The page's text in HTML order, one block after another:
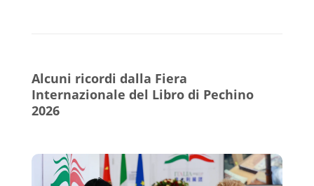
Alcuni ricordi dalla Fiera
Internazionale del Libro di Pechino
2026